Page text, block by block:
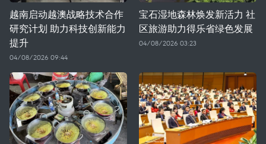
越南启动越澳战略技术合作
研究计划 助力科技创新能力
提升
04/08/2026 09:44
宝石湿地森林焕发新活力 社
区旅游助力得乐省绿色发展
04/08/2026 03:23